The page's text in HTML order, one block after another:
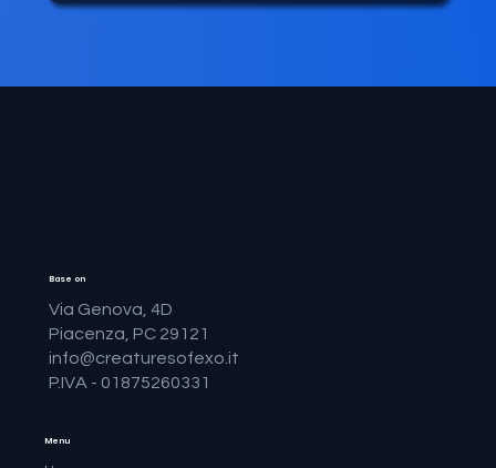
Via Genova, 4D
Piacenza, PC 29121
info@creaturesofexo.it
P.IVA - 01875260331
Base on
Menu